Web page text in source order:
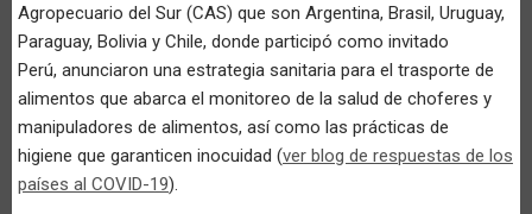
Agropecuario del Sur (CAS) que son Argentina, Brasil, Uruguay,
Paraguay, Bolivia y Chile, donde participó como invitado
Perú, anunciaron una estrategia sanitaria para el trasporte de
alimentos que abarca el monitoreo de la salud de choferes y
manipuladores de alimentos, así como las prácticas de
higiene que garanticen inocuidad (ver blog de respuestas de los
países al COVID-19).